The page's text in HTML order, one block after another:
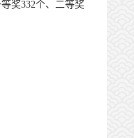
奖332个、二等奖